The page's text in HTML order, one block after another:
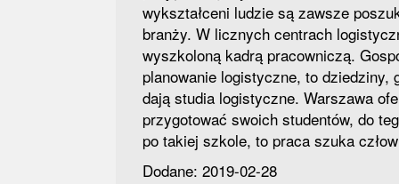
wykształceni ludzie są zawsze
branży. W licznych centrach
wyszkoloną kadrą pracowniczą.
planowanie logistyczne, to
dają studia logistyczne. Warszawa
przygotować swoich studentów, do
po takiej szkole, to praca szuka
Dodane: 2019-02-28